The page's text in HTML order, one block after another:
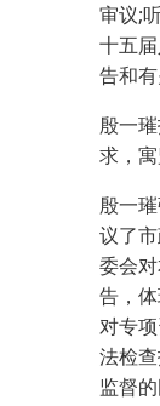
审议;
十五
告和有
殷一
求，
殷一
议了
委会
告，
对专
法检
监督